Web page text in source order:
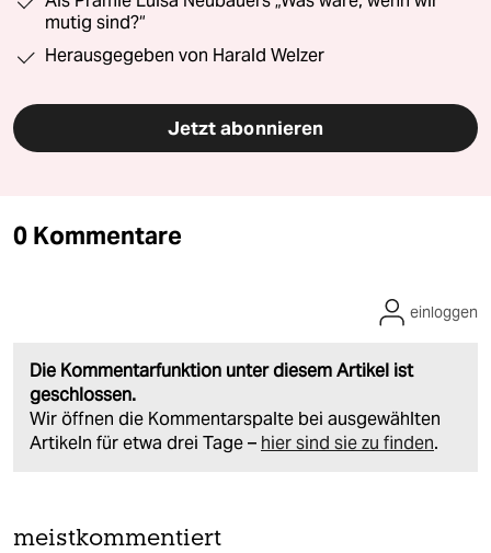
mutig sind?“
Herausgegeben von Harald Welzer
Jetzt abonnieren
0 Kommentare
Die Kommentarfunktion unter diesem Artikel ist
geschlossen.
Wir öffnen die Kommentarspalte bei ausgewählten
Artikeln für etwa drei Tage – hier sind sie zu finden.
einloggen
meistkommentiert